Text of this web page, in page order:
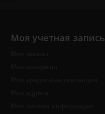
Моя учетная запись